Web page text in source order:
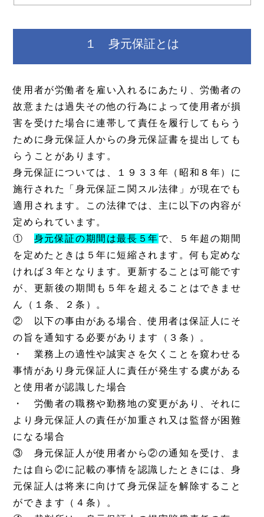
１ 身元保証とは
使用者が労働者を雇い入れるにあたり、労働者の
故意または過失その他の行為によって使用者が損
害を受けた場合に連帯して責任を履行してもらう
ために身元保証人からの身元保証書を提出しても
らうことがあります。
身元保証については、１９３３年（昭和８年）に
施行された「身元保証ニ関スル法律」が現在でも
適用されます。この法律では、主に以下の内容が
定められています。
① 身元保証の期間は最長５年で、５年超の期間
を定めたときは５年に短縮されます。何も定めな
ければ３年となります。更新することは可能です
が、更新後の期間も５年を超えることはできませ
ん（１条、２条）。
② 以下の事由がある場合、使用者は保証人にそ
の旨を通知する必要があります（３条）。
・ 業務上の適性や誠実さを欠くことを窺わせる
事情があり身元保証人に責任が発生する虞がある
と使用者が認識した場合
・ 労働者の職務や勤務地の変更があり、それに
より身元保証人の責任が加重され又は監督が困難
になる場合
③ 身元保証人が使用者から②の通知を受け、ま
たは自ら②に記載の事情を認識したときには、身
元保証人は将来に向けて身元保証を解除すること
ができます（４条）。